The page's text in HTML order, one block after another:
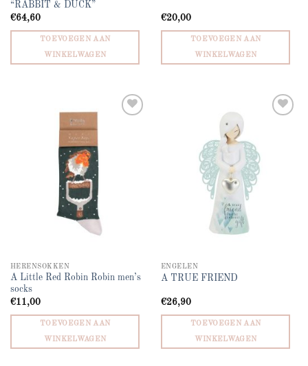
“RABBIT & DUCK”
€64,60
TOEVOEGEN AAN
WINKELWAGEN
€20,00
TOEVOEGEN AAN
WINKELWAGEN
HERENSOKKEN
A Little Red Robin Robin men’s
socks
€11,00
TOEVOEGEN AAN
WINKELWAGEN
ENGELEN
A TRUE FRIEND
€26,90
TOEVOEGEN AAN
WINKELWAGEN